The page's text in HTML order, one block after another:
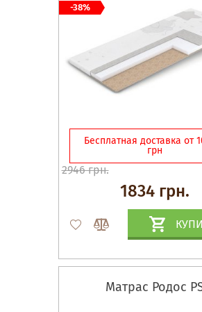
Бесплатная доставка от
грн
2946 грн.
1834 грн.
-38%
Матрас Родос